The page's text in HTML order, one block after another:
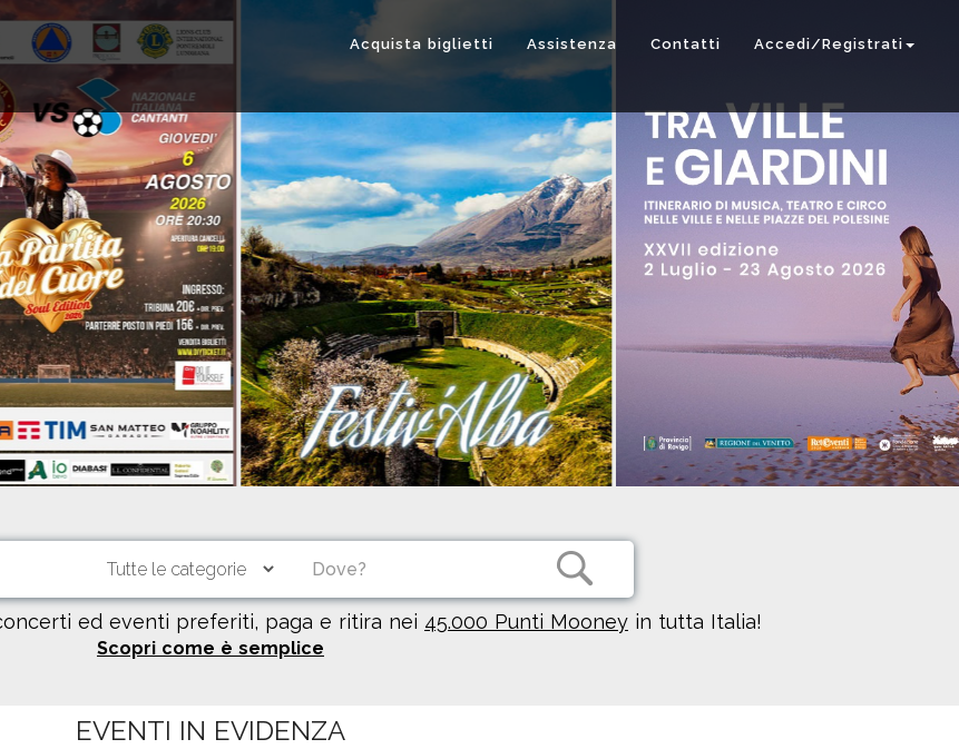
Acquista biglietti Assistenza Contatti Accedi/Registrati
ed eventi preferiti, paga e ritira nei 45.000 Punti Mooney in tutta Italia!
Scopri come è semplice
EVENTI IN EVIDENZA